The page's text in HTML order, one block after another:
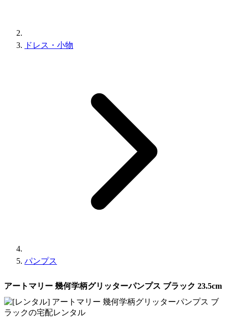
ドレス・小物
パンプス
アートマリー 幾何学柄グリッターパンプス ブラック 23.5cm